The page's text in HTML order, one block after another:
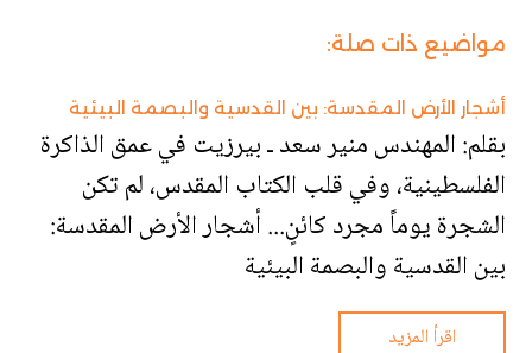
مواضيع ذات صلة:
أشجار الأرض المقدسة: بين القدسية والبصمة البيئية
بقلم: المهندس منير سعد ـ بيرزيت في عمق الذاكرة
الفلسطينية، وفي قلب الكتاب المقدس، لم تكن
الشجرة يوماً مجرد كائنٍ... أشجار الأرض المقدسة:
بين القدسية والبصمة البيئية
اقرأ المزيد